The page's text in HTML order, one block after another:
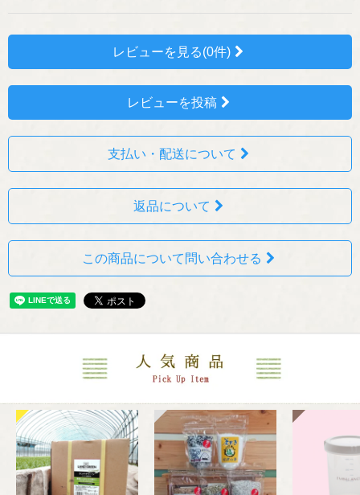
レビューを見る(0件)
レビューを投稿
支払い・配送について
返品について
この商品について問い合わせる